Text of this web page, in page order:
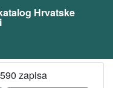
Hrvatske
zapisa